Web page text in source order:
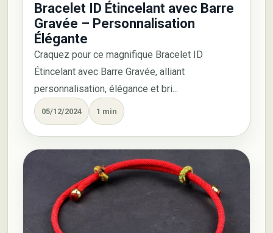
Bracelet ID Étincelant avec Barre
Gravée – Personnalisation
Élégante
Craquez pour ce magnifique Bracelet ID
Étincelant avec Barre Gravée, alliant
personnalisation, élégance et bri...
05/12/2024 1 min